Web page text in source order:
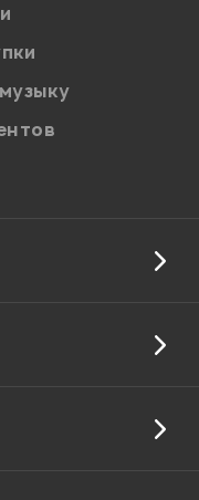
данных в
обработки